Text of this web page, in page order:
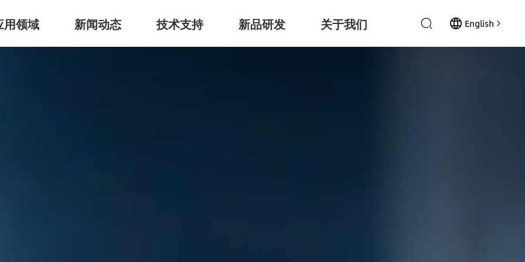
用领域 新闻动态 技术支持 新品研发 关于我们 English